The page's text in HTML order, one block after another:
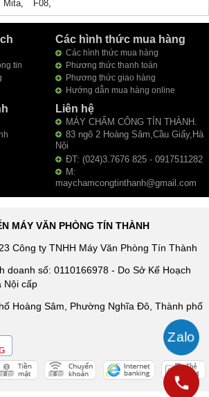
Mita, F08,
tin
Các hình thức mua hàng
Các hình thức mua hàng
Phương thức thanh toán
Phương thức giao hàng
Hướng dẫn mua hàng online
Liên hệ
MÁY CHẤM CÔNG TÍN THÀNH.
83 ngõ 2 Hoàng Sâm,Cầu Giấy,Hà
Nội
ĐT: (024)3.7676 825 - 0917511282
M:
maychamcongtinthanh@gmail.com
MÁY VĂN PHÒNG TÍN THÀNH
Công ty TNHH Máy Văn Phòng Tín Thành
doanh số: 0110166978 - Do Sở Kế Hoạch
Nội cấp
Hoàng Sâm, Phường Nghĩa Đô, Thành phố